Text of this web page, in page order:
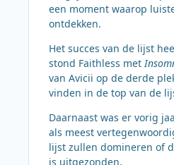
een moment waarop
ontdekken.
Het succes van de lijst
stond Faithless met
van Avicii op de derde
vinden in de top van de
Daarnaast was er vorig
als meest
lijst zullen domineren of
is uitgezonden.